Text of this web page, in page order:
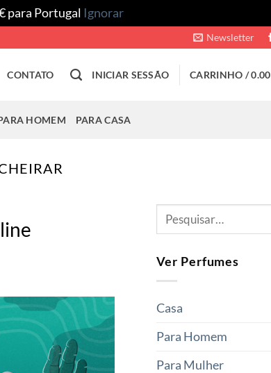
para Portugal Ignorar
Newsletter
CONTATO INICIAR SESSÃO CARRINHO /0.00
HOMEM PARA CASA
Ver Perfumes
Casa
Para Homem
Para Mulher